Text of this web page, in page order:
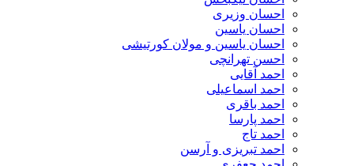
احسان وزیری
احسان یاسین
احسان یاسین و مولان کورتیشی
احسن تهرانچی
احمد آقایی
احمد اسماعیلی
احمد باقری
احمد پارسا
احمد تاج
احمد تبریزی و آرسن